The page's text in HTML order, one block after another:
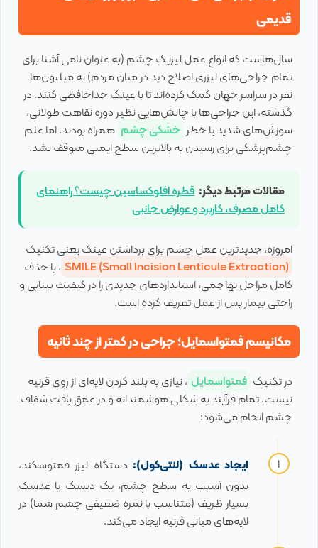
قدیمی
سال‌هاست که انواع عمل لیزیک چشم (به عنوان نامی آشنا برای
تمام جراحی‌های لیزری اصلاح دید در میان مردم) به میلیون‌ها
نفر در سراسر جهان کمک کرده‌اند تا با عینک خداحافظی کنند. در
گذشته، این جراحی‌ها با چالش‌هایی نظیر دوره نقاهت طولانی،
سوزش‌های شدید یا خطر خشکی چشم همراه بودند. اما علم
چشم‌پزشکی برای رسیدن به بالاترین سطح ایمنی متوقف نشد.
مقالات مرتبط دیگر: قطره افلوکساسین چیست؟ راهنمای
کامل مصرف، کاربرد و عوارض جانبی
امروزه، جدیدترین عمل چشم برای برداشتن عینک یعنی تکنیک
SMILE (Small Incision Lenticule Extraction)، با حذف
کامل مراحل تهاجمی، استانداردهای جدیدی را در کیفیت بینایی و
راحتی بیمار پس از عمل تعریف کرده است.
مکانیسم فمتواسمایل؛ جراحی در کمتر از چند ثانیه
در تکنیک فمتواسمایل ، نیازی به بلند کردن لایه‌ای از روی قرنیه
نیست. تمام فرآیند به شکلی هوشمندانه و در عمق بافت شفاف
چشم انجام می‌شود:
ایجاد عدسک (لنتی‌کول): دستگاه لیزر فمتوسکند،
بدون آسیب به سطح چشم، یک دیسک یا عدسک
بسیار ظریف (متناسب با نمره ضعیفی چشم شما) در
لایه‌های میانی قرنیه ایجاد می‌کند.